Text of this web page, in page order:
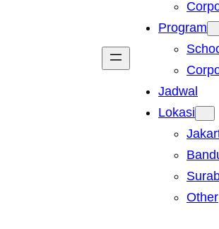
Program
Jadwal
Lokasi
Other